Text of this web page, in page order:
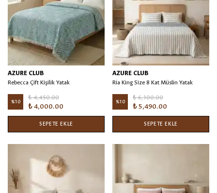
AZURE CLUB
Rebecca Çift Kişilik Yatak
%10
₺ 4,450.00
₺ 4,000.00
SEPETE EKLE
AZURE CLUB
Ria King Size 8 Kat Müslin Yatak
%10
₺ 6,100.00
₺ 5,490.00
SEPETE EKLE